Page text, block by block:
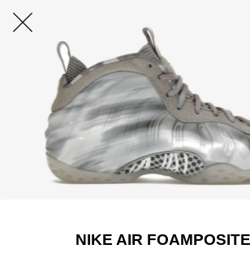
NIKE AIR